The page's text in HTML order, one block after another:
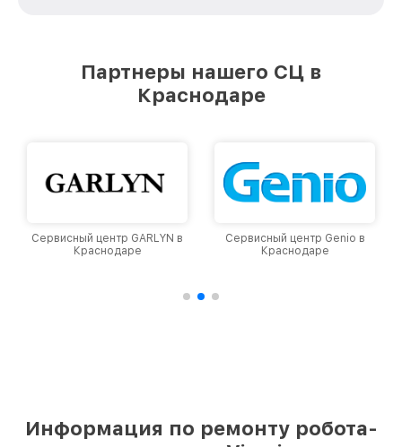
лучшим сервисным центром Viomi в городе
Краснодаре, постоянно повышая уровень
Партнеры нашего СЦ в
Краснодаре
Сервисный центр Genio в
Краснодаре
Сервисный центр Dyson в
Краснодаре
Информация по ремонту робота-